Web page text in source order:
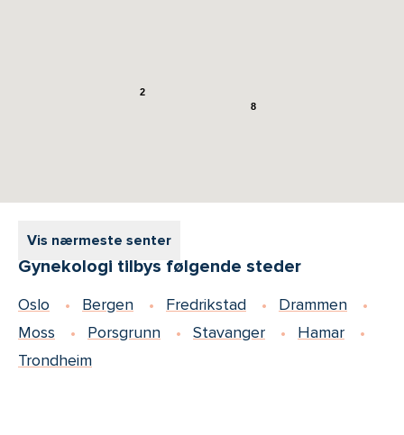
Vis nærmeste senter
8
2
Gynekologi tilbys følgende steder
Oslo Bergen Fredrikstad
Drammen
Moss
Porsgrunn Stavanger
Hamar
Trondheim